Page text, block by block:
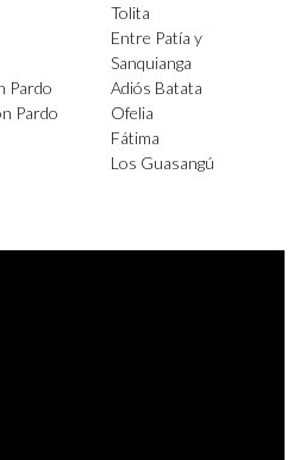
Tolita
Entre Patía y
Sanquianga
Pardo
Adiós Batata
Pardo
Ofelia
Fátima
Los Guasangú